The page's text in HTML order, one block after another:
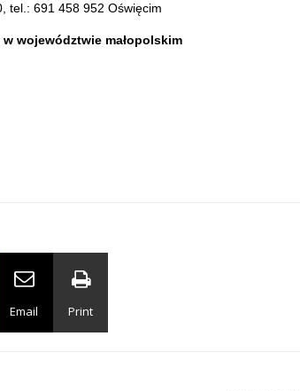
tel.: 691 458 952 Oświęcim
województwie małopolskim
Email Print